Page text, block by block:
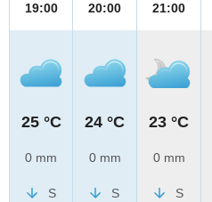
19:00
25 °C
0 mm
S
20:00
24 °C
0 mm
S
21:00
23 °C
0 mm
S